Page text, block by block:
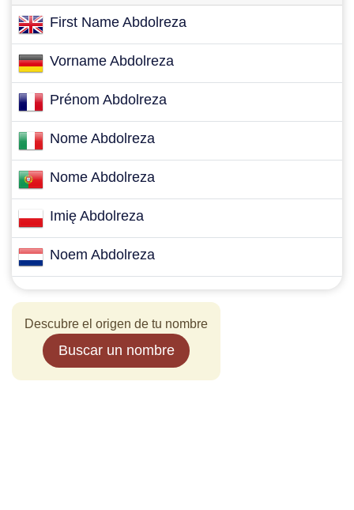
First Name Abdolreza
Vorname Abdolreza
Prénom Abdolreza
Nome Abdolreza
Nome Abdolreza
Imię Abdolreza
Noem Abdolreza
Descubre el origen de tu nombre
Buscar un nombre